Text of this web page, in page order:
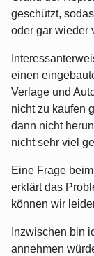
geschützt,
oder gar wieder
einen
Verlage und
nicht zu kaufen
dann nicht
nicht sehr viel
Eine Frage
erklärt das
können wir
Inzwischen bin
annehmen